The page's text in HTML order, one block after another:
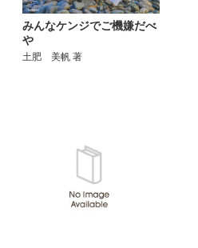
みんなケンジでご機嫌だべ
や
土肥 美帆 著